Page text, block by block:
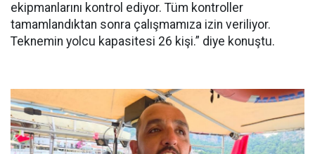
ekipmanlarını kontrol ediyor. Tüm kontroller
tamamlandıktan sonra çalışmamıza izin veriliyor.
Teknemin yolcu kapasitesi 26 kişi.” diye konuştu.